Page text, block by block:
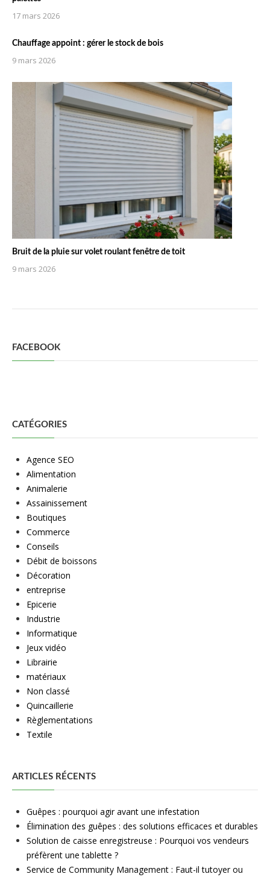
17 mars 2026
Chauffage appoint : gérer le stock de bois
9 mars 2026
Bruit de la pluie sur volet roulant fenêtre de toit
9 mars 2026
FACEBOOK
CATÉGORIES
Agence SEO
Alimentation
Animalerie
Assainissement
Boutiques
Commerce
Conseils
Débit de boissons
Décoration
entreprise
Epicerie
Industrie
Informatique
Jeux vidéo
Librairie
matériaux
Non classé
Quincaillerie
Règlementations
Textile
ARTICLES RÉCENTS
Guêpes : pourquoi agir avant une infestation
Élimination des guêpes : des solutions efficaces et durables
Solution de caisse enregistreuse : Pourquoi vos vendeurs
préfèrent une tablette ?
Service de Community Management : Faut-il tutoyer ou